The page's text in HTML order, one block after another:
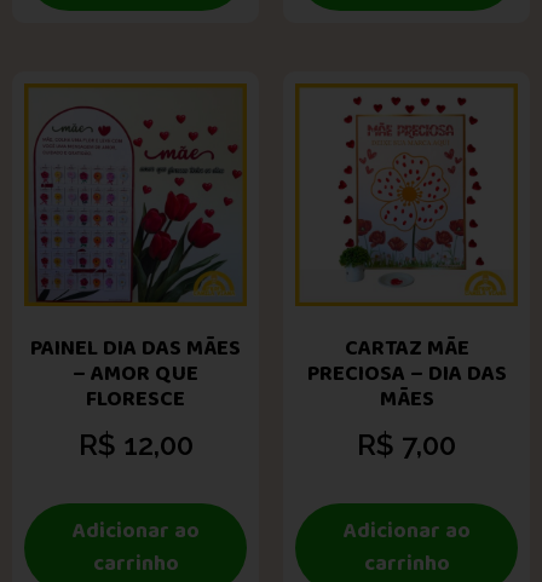
PAINEL DIA DAS MÃES
– AMOR QUE
FLORESCE
R$ 12,00
Adicionar ao
carrinho
CARTAZ MÃE
PRECIOSA – DIA DAS
MÃES
R$ 7,00
Adicionar ao
carrinho